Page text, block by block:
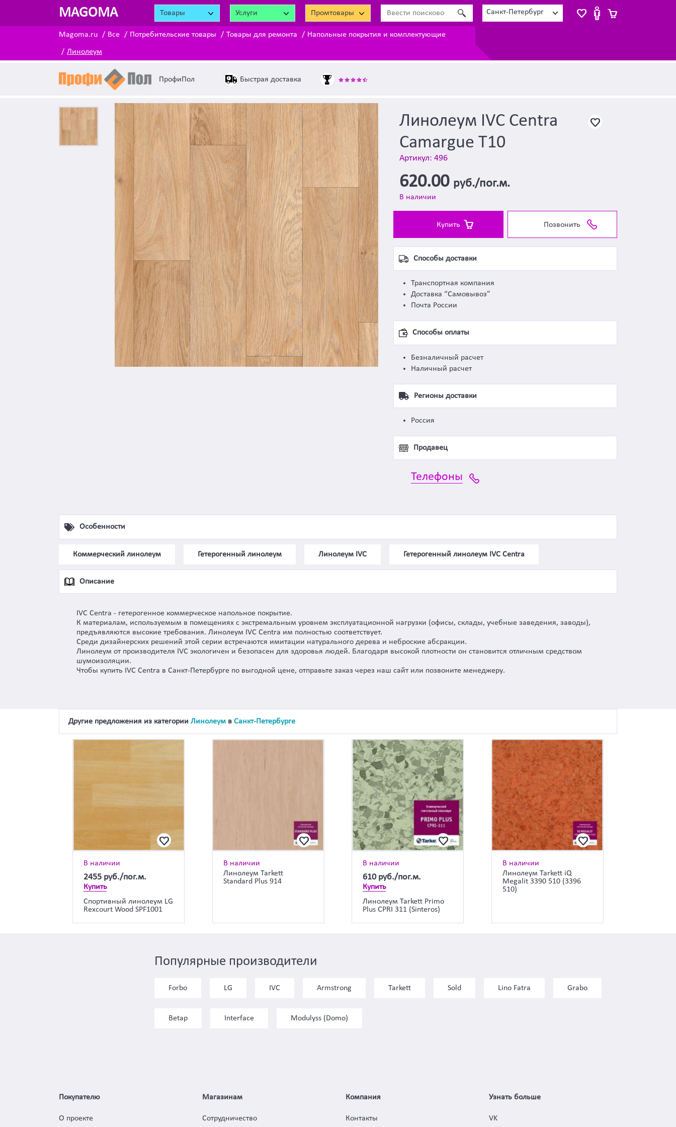
MAGOMA Товары Услуги Промтовары Санкт-Петербург
Magoma.ru Все Потребительские товары Товары для ремонта Напольные покрытия и комплектующие
Линолеум
ПрофиПол Быстрая доставка
Линолеум IVC Centra
Camargue T10
Артикул: 496
620.00 руб./пог.м.
В наличии
Купить Позвонить
Способы доставки
Транспортная компания
Доставка “Самовывоз”
Почта России
Способы оплаты
Безналичный расчет
Наличный расчет
Регионы доставки
Россия
Продавец
Телефоны
Особенности
Коммерческий линолеум Гетерогенный линолеум Линолеум IVC Гетерогенный линолеум IVC Centra
Описание
IVC Centra - гетерогенное коммерческое напольное покрытие.
К материалам, используемым в помещениях с экстремальным уровнем эксплуатационной нагрузки (офисы, склады, учебные заведения, заводы),
предъявляются высокие требования. Линолеум IVC Centra им полностью соответствует.
Среди дизайнерских решений этой серии встречаются имитации натурального дерева и неброские абсракции.
Линолеум от производителя IVC экологичен и безопасен для здоровья людей. Благодаря высокой плотности он становится отличным средством
шумоизоляции.
Чтобы купить IVC Centra в Санкт-Петербурге по выгодной цене, отправьте заказ через наш сайт или позвоните менеджеру.
Другие предложения из категории Линолеум в Санкт-Петербурге
В наличии
2455 руб./пог.м.
Купить
Спортивный линолеум LG
Rexcourt Wood SPF1001
В наличии
Линолеум Tarkett
Standard Plus 914
В наличии
610 руб./пог.м.
Купить
Линолеум Tarkett Primo
Plus CPRI 311 (Sinteros)
В наличии
Линолеум Tarkett iQ
Megalit 3390 510 (3396
510)
Популярные производители
Forbo LG IVC Armstrong Tarkett Sold Lino Fatra Grabo
Betap Interface Modulyss (Domo)
Покупателю
О проекте
Магазинам
Сотрудничество
Компания
Контакты
Узнать больше
VK